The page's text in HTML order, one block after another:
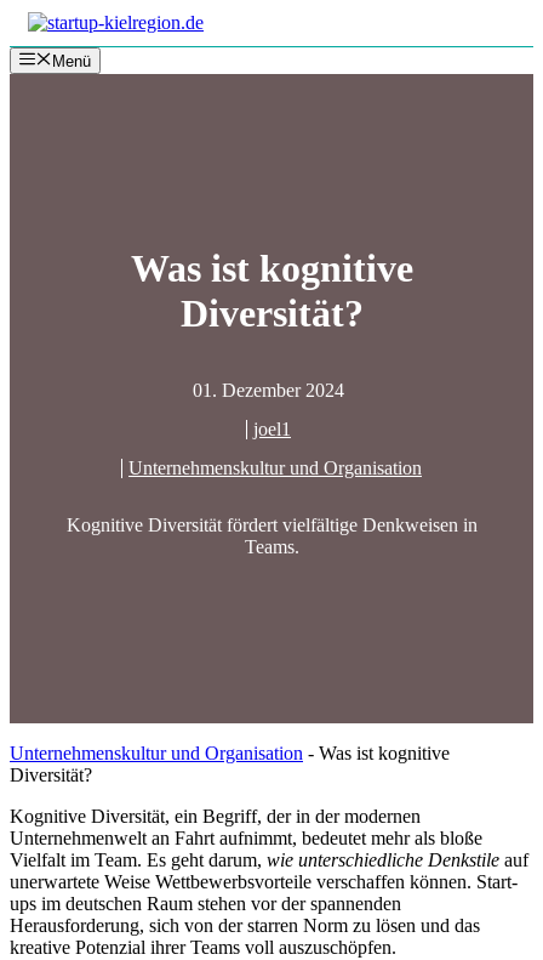
Zum
Inhalt
springenMenü
Was ist kognitive
Diversität?
01. Dezember 2024
joel1
Unternehmenskultur und Organisation
Kognitive Diversität fördert vielfältige Denkweisen in
Teams.
Unternehmenskultur und Organisation - Was ist kognitive
Diversität?
Kognitive Diversität, ein Begriff, der in der modernen
Unternehmenwelt an Fahrt aufnimmt, bedeutet mehr als bloße
Vielfalt im Team. Es geht darum, wie unterschiedliche Denkstile auf
unerwartete Weise Wettbewerbsvorteile verschaffen können. Start-
ups im deutschen Raum stehen vor der spannenden
Herausforderung, sich von der starren Norm zu lösen und das
kreative Potenzial ihrer Teams voll auszuschöpfen.